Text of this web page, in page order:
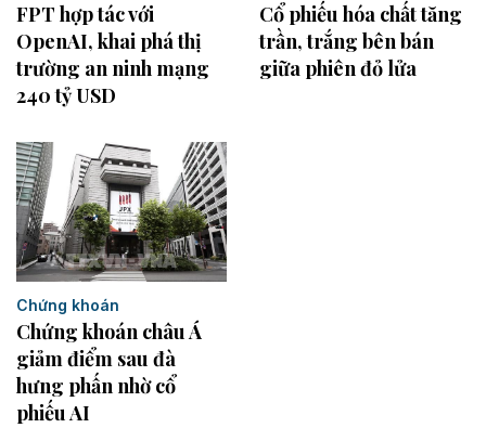
FPT hợp tác với
OpenAI, khai phá thị
trường an ninh mạng
240 tỷ USD
Cổ phiếu hóa chất tăng
trần, trắng bên bán
giữa phiên đỏ lửa
Chứng khoán
Chứng khoán châu Á
giảm điểm sau đà
hưng phấn nhờ cổ
phiếu AI